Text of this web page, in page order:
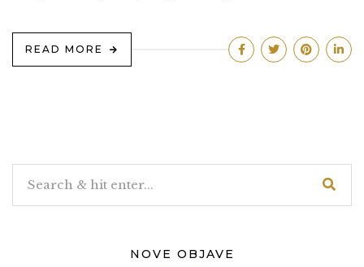
READ MORE
NOVE OBJAVE